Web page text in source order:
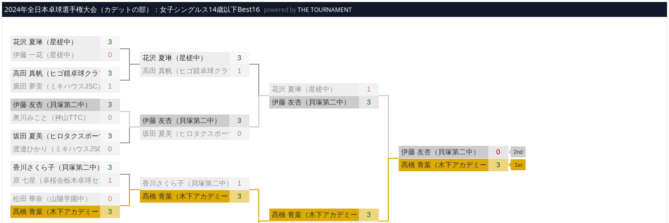
メインコンテンツへスキップ
2024年全日本卓球選手権大会（カデットの部）：女子シングルス14歳以下Best16 powered byTHE TOURNAMENT
花沢 夏琳（星槎中）
3
伊藤 一花（星槎中）
0
高田 真帆（ヒゴ鏡卓球クラブ）
3
廣田 夢里（ミキハウスJSC）
1
伊藤 友杏（貝塚第二中）
3
奥川みこと（神山TTC）
0
坂田 夏美（ヒロタクスポーツ）
3
渡邉ひかり（ミキハウスJSC）0
香川さくら子（貝塚第二中）
3
原 七星（卓桜会栃木卓球センター）
1
松田 華奈（山陽学園中）
0
髙橋 青葉（木下アカデミー）
3
花沢 夏琳（星槎中）
3
高田 真帆（ヒゴ鏡卓球クラブ）1
伊藤 友杏（貝塚第二中）
3
坂田 夏美（ヒロタクスポーツ）
0
香川さくら子（貝塚第二中）
1
髙橋 青葉（木下アカデミー）
3
花沢 夏琳（星槎中）
1
伊藤 友杏（貝塚第二中）
3
髙橋 青葉（木下アカデミー）
3
伊藤 友杏（貝塚第二中）
0
髙橋 青葉（木下アカデミー）
3